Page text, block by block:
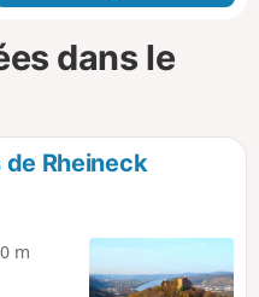
dans le
Rheineck
m